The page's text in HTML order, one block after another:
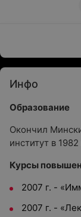
Инфо
Образование
Окончил
институт в 1982
Курсы
2007 г. -
2007 г. -